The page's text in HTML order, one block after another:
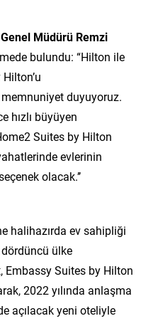
Müdürü Remzi
bulundu: “Hilton ile
duyuyoruz.
hızlı büyüyen
Suites by Hilton
evlerinin
olacak.’’
halihazırda ev sahipliği
ülke
Embassy Suites by Hilton
2022 yılında anlaşma
açılacak yeni oteliyle